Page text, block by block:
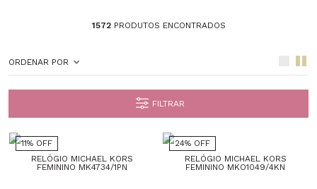
1572PRODUTOS ENCONTRADOS
ORDENAR POR
FILTRAR
11% OFF
RELÓGIO MICHAEL KORS
FEMININO MK4734/1PN
24% OFF
RELÓGIO MICHAEL KORS
FEMININO MKO1049/4KN